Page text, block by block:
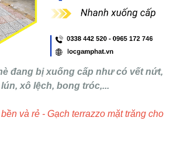
đang bị xuống cấp như có vết nứt,
xô lệch, bong tróc,...
và rẻ - Gạch terrazzo mặt trăng cho